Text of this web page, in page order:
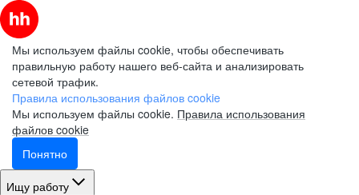
Мы используем файлы cookie, чтобы обеспечивать
правильную работу нашего веб-сайта и анализировать
сетевой трафик.
Правила использования файлов cookie
Мы используем файлы cookie. Правила использования
файлов cookie
Понятно
Ищу работу